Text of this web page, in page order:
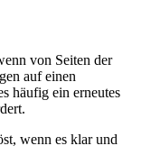
von Seiten der
auf einen
häufig ein erneutes
wenn es klar und